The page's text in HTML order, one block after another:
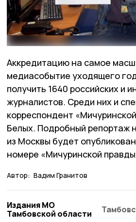
Аккредитацию на самое
медиасобытие уходящего
получить 1640 российских и
журналистов. Среди них и
корреспондент
Белых. Подробный репортаж
из Москвы будет
номере «Мичуринской
Автор: Вадим Гранитов
Издания МО
Тамбовской области